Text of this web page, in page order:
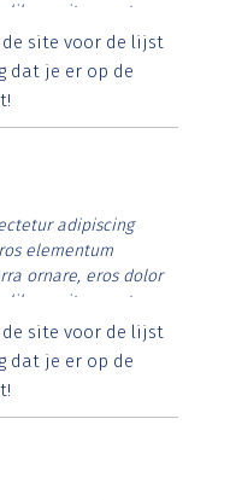
libero vitae erat.
id rutrum lorem
posuere.
site voor de lijst
dat je er op de
adipiscing
elementum
ornare, eros dolor
libero vitae erat.
id rutrum lorem
posuere.
site voor de lijst
dat je er op de